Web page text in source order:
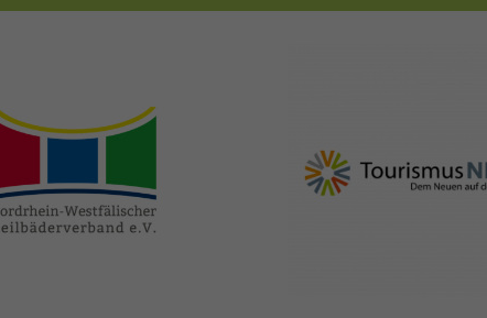
heilbaeder.de
nrw-tourismus.de